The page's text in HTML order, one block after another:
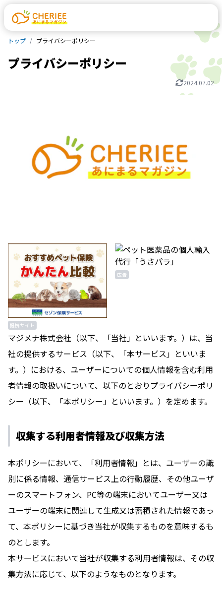
トップ プライバシーポリシー
プライバシーポリシー
2024.07.02
提携サイト
広告
マジメナ株式会社（以下、「当社」といいます。）は、当
社の提供するサービス（以下、「本サービス」といいま
す。）における、ユーザーについての個人情報を含む利用
者情報の取扱いについて、以下のとおりプライバシーポリ
シー（以下、「本ポリシー」といいます。）を定めます。
収集する利用者情報及び収集方法
本ポリシーにおいて、「利用者情報」とは、ユーザーの識
別に係る情報、通信サービス上の行動履歴、その他ユーザ
ーのスマートフォン、PC等の端末においてユーザー又は
ユーザーの端末に関連して生成又は蓄積された情報であっ
て、本ポリシーに基づき当社が収集するものを意味するも
のとします。
本サービスにおいて当社が収集する利用者情報は、その収
集方法に応じて、以下のようなものとなります。